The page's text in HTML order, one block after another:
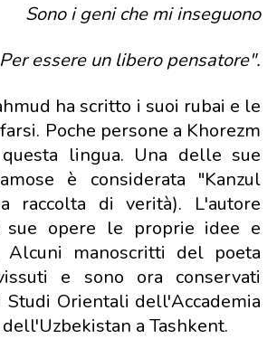
Sono i geni che mi inseguono
Per essere un libero pensatore".
ha scritto i suoi rubai e le
Poche persone a Khorezm
questa lingua. Una delle sue
è considerata "Kanzul
raccolta di verità). L'autore
opere le proprie idee e
Alcuni manoscritti del poeta
e sono ora conservati
Orientali dell'Accademia
a Tashkent.